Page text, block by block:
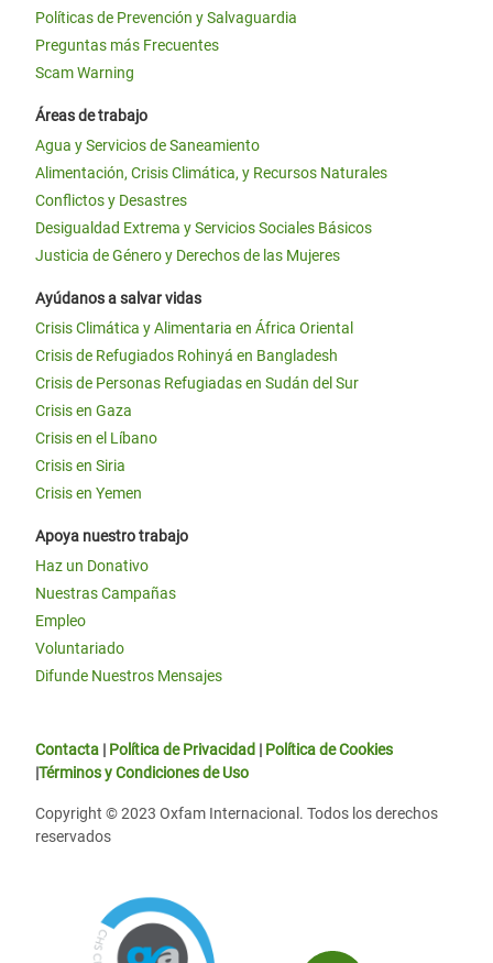
Políticas de Prevención y Salvaguardia
Preguntas más Frecuentes
Scam Warning
Áreas de trabajo
Agua y Servicios de Saneamiento
Alimentación, Crisis Climática, y Recursos Naturales
Conflictos y Desastres
Desigualdad Extrema y Servicios Sociales Básicos
Justicia de Género y Derechos de las Mujeres
Ayúdanos a salvar vidas
Crisis Climática y Alimentaria en África Oriental
Crisis de Refugiados Rohinyá en Bangladesh
Crisis de Personas Refugiadas en Sudán del Sur
Crisis en Gaza
Crisis en el Líbano
Crisis en Siria
Crisis en Yemen
Apoya nuestro trabajo
Haz un Donativo
Nuestras Campañas
Empleo
Voluntariado
Difunde Nuestros Mensajes
Contacta | Política de Privacidad | Política de Cookies
|Términos y Condiciones de Uso
Copyright © 2023 Oxfam Internacional. Todos los derechos
reservados